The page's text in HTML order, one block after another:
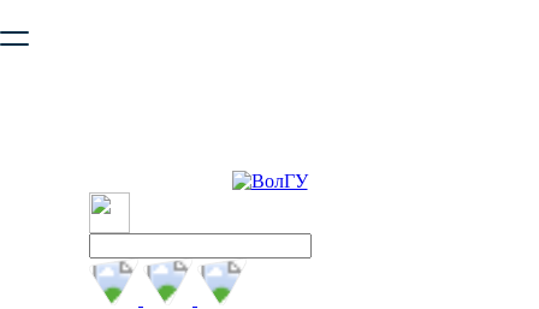
безопасную работу с сайтом. Пожалуйста